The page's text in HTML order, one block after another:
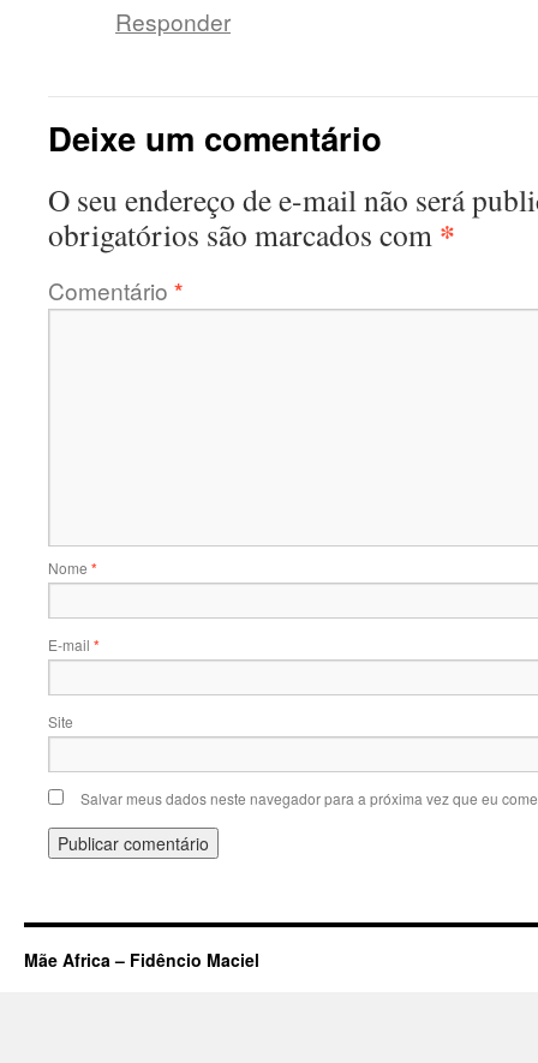
Responder
Deixe um comentário
O seu endereço de e-mail não será
obrigatórios são marcados com *
Comentário *
Nome *
E-mail *
Site
Salvar meus dados neste navegador para a próxima vez que eu
Mãe Africa – Fidêncio Maciel